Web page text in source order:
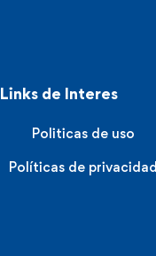
Links de Interes
Politicas de uso
Políticas de privacidad